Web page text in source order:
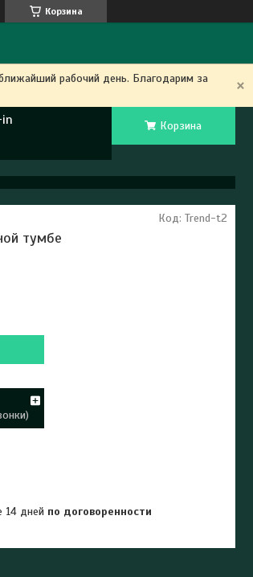
Корзина
рабочий день. Благодарим за
Корзина
тумбе
Код: Trend-t2
14 дней по договоренности